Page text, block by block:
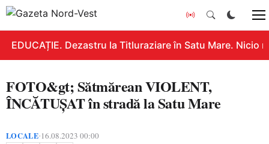
EDUCAȚIE. Dezastru la Titluraziare în Satu Mare. Nicio
FOTO&gt; Sătmărean VIOLENT,
ÎNCĂTUȘAT în stradă la Satu Mare
LOCALE•16.08.2023 00:00